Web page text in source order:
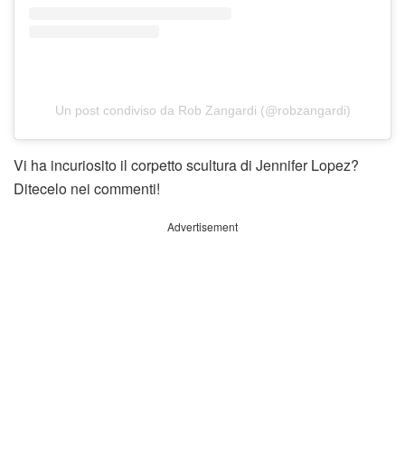
Un post condiviso da Rob Zangardi (@robzangardi)
Vi ha incuriosito il corpetto scultura di Jennifer Lopez?
Ditecelo nei commenti!
Advertisement